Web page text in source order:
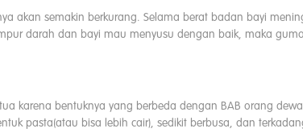
akan semakin berkurang. Selama berat badan bayi
darah dan bayi mau menyusu dengan baik, maka
karena bentuknya yang berbeda dengan BAB orang
pasta(atau bisa lebih cair), sedikit berbusa, dan